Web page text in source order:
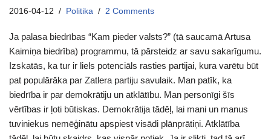
2016-04-12 Politika 2 Comments
Ja palasa biedrības “Kam pieder valsts?” (tā saucamā Artusa
Kaimiņa biedrība) programmu, tā pārsteidz ar savu sakarīgumu.
Izskatās, ka tur ir liels potenciāls rasties partijai, kura varētu būt
pat populārāka par Zatlera partiju savulaik. Man patīk, ka
biedrība ir par demokrātiju un atklātību. Man personīgi šīs
vērtības ir ļoti būtiskas. Demokrātija tādēļ, lai mani un manus
tuviniekus nemēģinātu apspiest visādi plānprātiņi. Atklātība